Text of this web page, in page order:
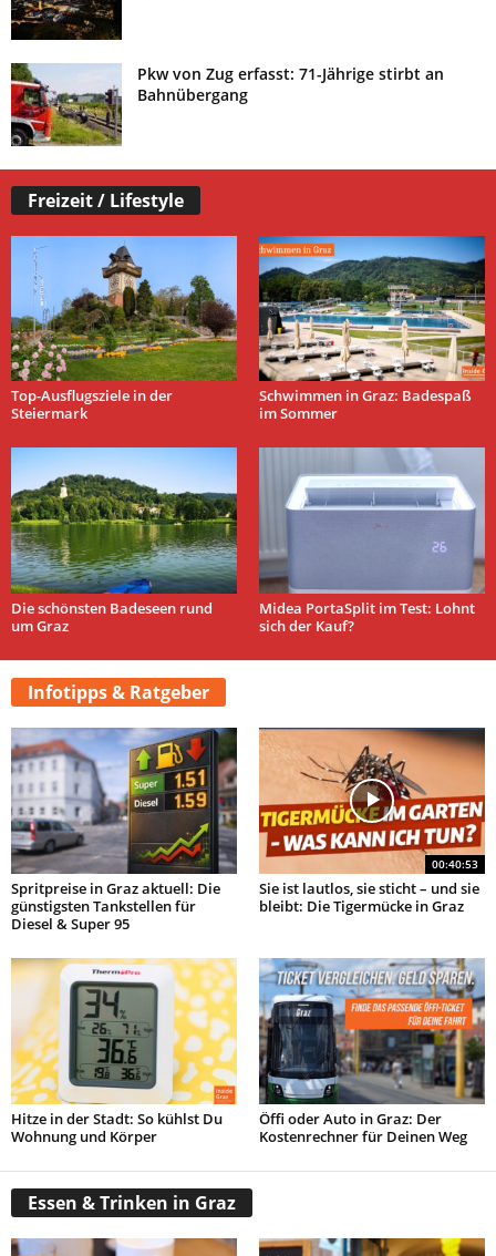
Pkw von Zug erfasst: 71-Jährige stirbt an
Bahnübergang
Freizeit / Lifestyle
Top-Ausflugsziele in der
Steiermark
Schwimmen in Graz: Badespaß
im Sommer
Die schönsten Badeseen rund
um Graz
Midea PortaSplit im Test: Lohnt
sich der Kauf?
Infotipps & Ratgeber
Spritpreise in Graz aktuell: Die
günstigsten Tankstellen für
Diesel & Super 95
00:40:53
Sie ist lautlos, sie sticht – und sie
bleibt: Die Tigermücke in Graz
Hitze in der Stadt: So kühlst Du
Wohnung und Körper
Öffi oder Auto in Graz: Der
Kostenrechner für Deinen Weg
Essen & Trinken in Graz